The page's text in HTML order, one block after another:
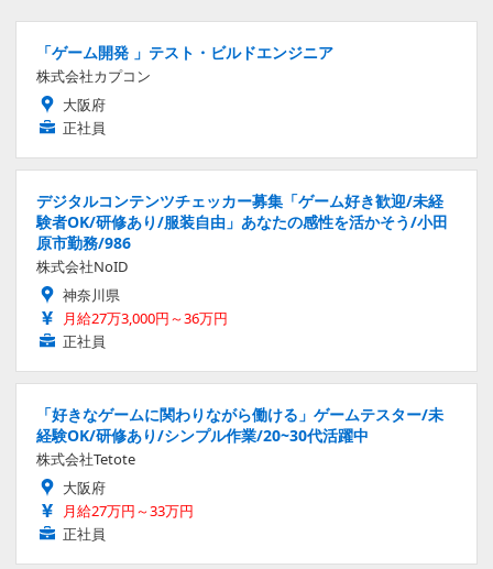
「ゲーム開発 」テスト・ビルドエンジニア
株式会社カプコン
大阪府
正社員
デジタルコンテンツチェッカー募集「ゲーム好き歓迎/未経
験者OK/研修あり/服装自由」あなたの感性を活かそう/小田
原市勤務/986
株式会社NoID
神奈川県
月給27万3,000円～36万円
正社員
「好きなゲームに関わりながら働ける」ゲームテスター/未
経験OK/研修あり/シンプル作業/20~30代活躍中
株式会社Tetote
大阪府
月給27万円～33万円
正社員